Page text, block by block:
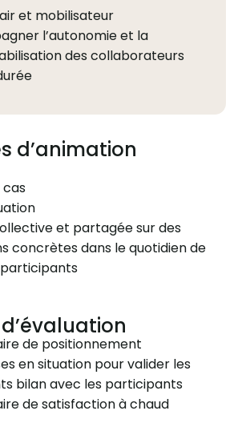
et mobilisateur
l’autonomie et la
des collaborateurs
d’animation
cas
et partagée sur des
concrètes dans le quotidien de
de positionnement
en situation pour valider les
bilan avec les participants
de satisfaction à chaud